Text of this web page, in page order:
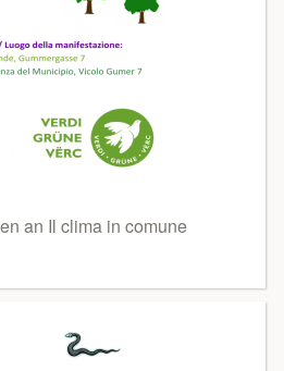
an Il clima in comune